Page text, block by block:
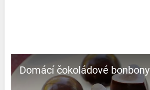
Domácí čokoládové bonbony